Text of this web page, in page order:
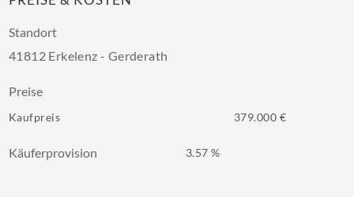
Standort
41812 Erkelenz - Gerderath
Preise
Kaufpreis 379.000 €
Käuferprovision 3.57 %